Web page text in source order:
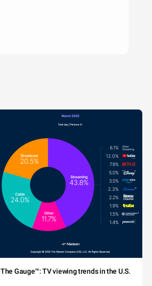
The Gauge™: TV viewing trends in the U.S.